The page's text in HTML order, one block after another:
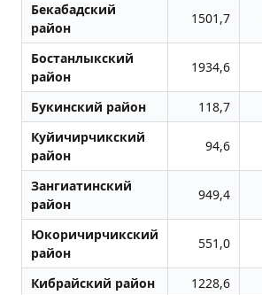
Бекабадский
район
1501,7
Бостанлыкский
район
1934,6
Букинский район 118,7
Куйичирчикский
район
94,6
Зангиатинский
район
949,4
Юкоричирчикский
район
551,0
Кибрайский район 1228,6